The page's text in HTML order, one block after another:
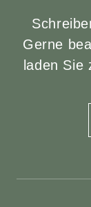
Gerne
laden Sie